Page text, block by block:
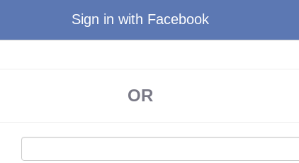
Sign in with Facebook
OR